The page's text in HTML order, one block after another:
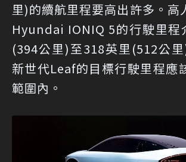
里)的續航里程要高出許多。高
Hyundai IONIQ 5的行駛里程
(394公里)至318英里(512公
新世代Leaf的目標行駛里程應
範圍內。